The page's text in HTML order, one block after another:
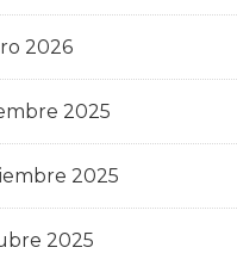
2026
2025
2025
2025